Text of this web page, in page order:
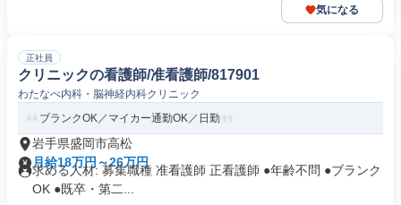
気になる
正社員
クリニックの看護師/准看護師/817901
わたなべ内科・脳神経内科クリニック
ブランクOK／マイカー通勤OK／日勤
岩手県盛岡市高松
月給18万円～26万円
求める人材: 募集職種 准看護師 正看護師 ●年齢不問 ●ブランク
OK ●既卒・第二...